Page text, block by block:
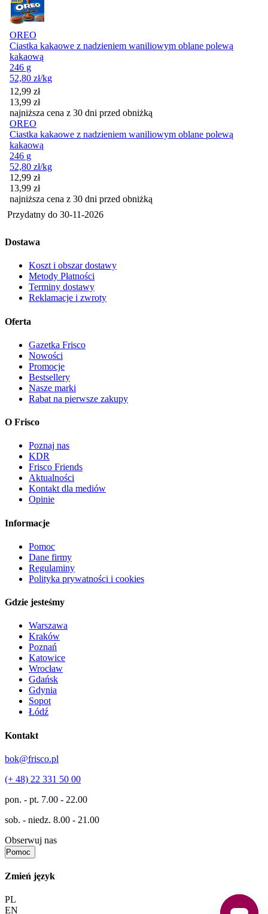
OREO
Ciastka kakaowe z nadzieniem waniliowym oblane polewą
kakaową
246 g
52,80 zł/kg
Cena promocyjna
12,99 zł
13,99 zł
najniższa cena z 30 dni przed obniżką
OREO
Ciastka kakaowe z nadzieniem waniliowym oblane polewą
kakaową
246 g
52,80 zł/kg
Cena promocyjna
12,99 zł
13,99 zł
najniższa cena z 30 dni przed obniżką
Przydatny do 30-11-2026
Dostawa
Koszt i obszar dostawy
Metody Płatności
Terminy dostawy
Reklamacje i zwroty
Oferta
Gazetka Frisco
Nowości
Promocje
Bestsellery
Nasze marki
Rabat na pierwsze zakupy
O Frisco
Poznaj nas
KDR
Frisco Friends
Aktualności
Kontakt dla mediów
Opinie
Informacje
Pomoc
Dane firmy
Regulaminy
Polityka prywatności i cookies
Gdzie jesteśmy
Warszawa
Kraków
Poznań
Katowice
Wrocław
Gdańsk
Gdynia
Sopot
Łódź
Kontakt
bok@frisco.pl
(+ 48) 22 331 50 00
pon. - pt. 7.00 - 22.00
sob. - niedz. 8.00 - 21.00
Obserwuj nas
Pomoc
Zmień język
PL
EN